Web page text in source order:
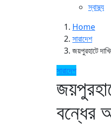
স্বাস্থ্য
Home
সারাদেশ
জয়পুরহাটে
সারাদেশ
বন্ধের